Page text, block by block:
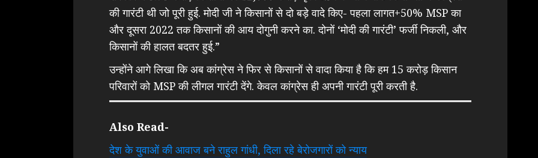
की गारंटी थी जो पूरी हुई. मोदी जी ने किसानों से दो बड़े वादे किए- पहला लागत+50% MSP का
और दूसरा 2022 तक किसानों की आय दोगुनी करने का. दोनों ‘मोदी की गारंटी’ फर्जी निकली, और
किसानों की हालत बदतर हुई.”
उन्होंने आगे लिखा कि अब कांग्रेस ने फिर से किसानों से वादा किया है कि हम 15 करोड़ किसान
परिवारों को MSP की लीगल गारंटी देंगे. केवल कांग्रेस ही अपनी गारंटी पूरी करती है.
Also Read-
देश के युवाओं की आवाज बने राहुल गांधी, दिला रहे बेरोजगारों को न्याय